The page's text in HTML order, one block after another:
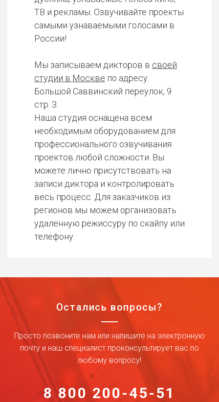
ТВ и рекламы. Озвучивайте проекты
самыми узнаваемыми голосами в
России!
Мы записываем дикторов в своей
студии в Москве по адресу
Большой Саввинский переулок, 9
стр. 3.
Наша студия оснащена всем
необходимым оборудованием для
профессионального озвучивания
проектов любой сложности. Вы
можете лично присутствовать на
записи диктора и контролировать
весь процесс. Для заказчиков из
регионов мы можем организовать
удаленную режиссуру по скайпу или
телефону.
Остались вопросы?
Просто позвоните нам или напишите на электронную
почту и наш специалист проконсультирует вас по
любому вопросу!
8 800 200-45-51